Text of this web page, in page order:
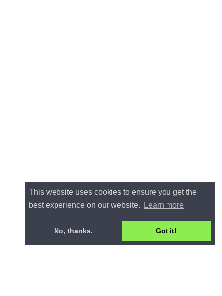
This website uses cookies to ensure you get the
best experience on our website.
Learn more
No, thanks. Got it!